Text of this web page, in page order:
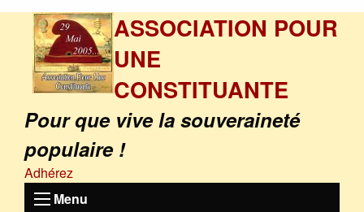
ASSOCIATION POUR
UNE
CONSTITUANTE
Pour que vive la souveraineté
populaire !
Adhérez
Menu